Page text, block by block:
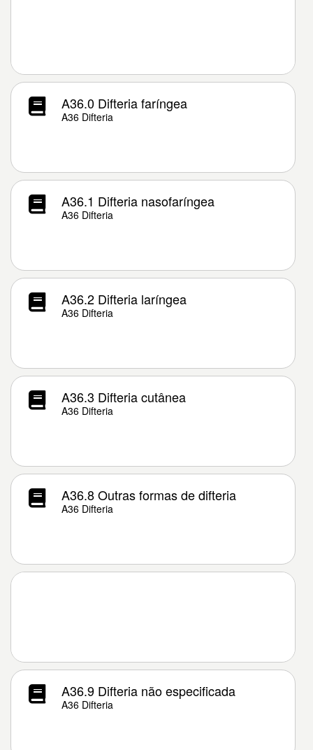
A36.0 Difteria faríngea
A36 Difteria
A36.1 Difteria nasofaríngea
A36 Difteria
A36.2 Difteria laríngea
A36 Difteria
A36.3 Difteria cutânea
A36 Difteria
A36.8 Outras formas de difteria
A36 Difteria
A36.9 Difteria não especificada
A36 Difteria